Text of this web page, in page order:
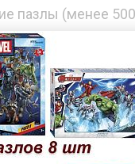
пазлы (менее